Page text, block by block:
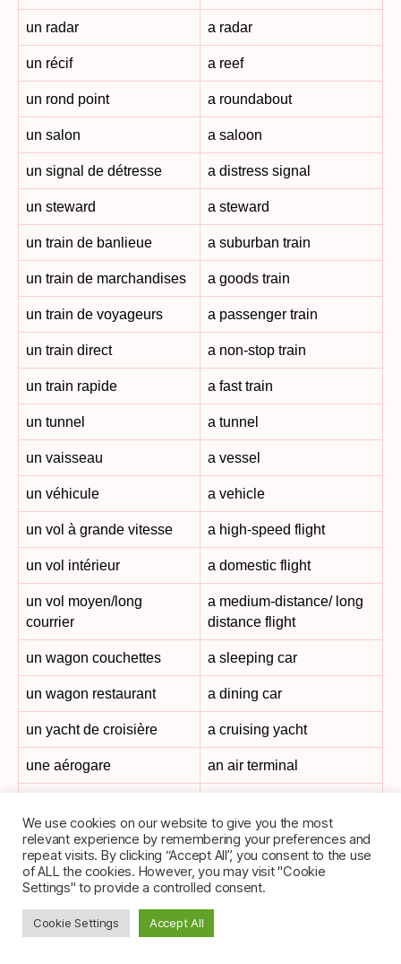
un radar a radar
un récif a reef
un rond point a roundabout
un salon a saloon
un signal de détresse a distress signal
un steward a steward
un train de banlieue a suburban train
un train de marchandises a goods train
un train de voyageurs a passenger train
un train direct a non-stop train
un train rapide a fast train
un tunnel a tunnel
un vaisseau a vessel
un véhicule a vehicle
un vol à grande vitesse a high-speed flight
un vol intérieur a domestic flight
un vol moyen/long
courrier
a medium-distance/ long
distance flight
un wagon couchettes a sleeping car
un wagon restaurant a dining car
un yacht de croisière a cruising yacht
une aérogare an air terminal
une amende a penalty, a fine
une ancre an anchor
une auto-école a driving school
We use cookies on our website to give you the most
relevant experience by remembering your preferences and
repeat visits. By clicking “Accept All”, you consent to the use
of ALL the cookies. However, you may visit "Cookie
Settings" to provide a controlled consent.
Cookie Settings Accept All